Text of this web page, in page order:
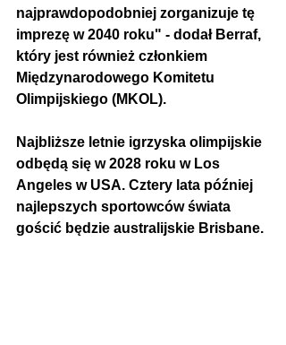
najprawdopodobniej zorganizuje tę
imprezę w 2040 roku" - dodał Berraf,
który jest również członkiem
Międzynarodowego Komitetu
Olimpijskiego (MKOL).
Najbliższe letnie igrzyska olimpijskie
odbędą się w 2028 roku w Los
Angeles w USA. Cztery lata później
najlepszych sportowców świata
gościć będzie australijskie Brisbane.